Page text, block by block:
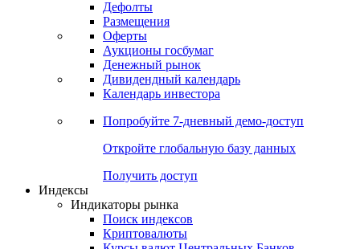
Получить доступ
Календарь
Календарь событий
Дефолты
Размещения
Оферты
Денежный рынок
Календарь инвестора
Попробуйте7-дневный
Откройте глобальную базу данных
Получить доступ